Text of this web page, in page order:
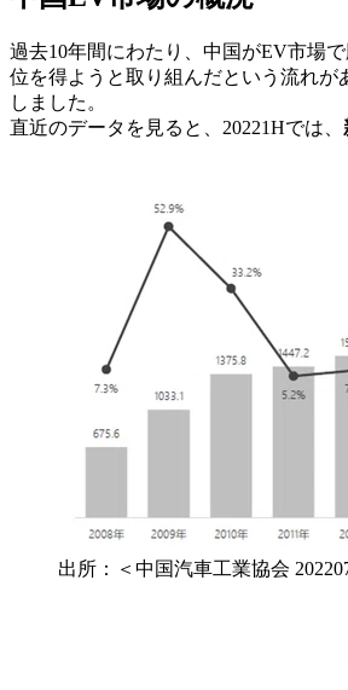
過去10年間にわたり、中国がEV市場
位を得ようと取り組んだという流れ
しました。
直近のデータを見ると、20221Hでは、
出所：＜中国汽車工業協会